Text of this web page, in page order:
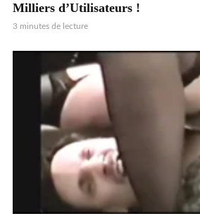
Milliers d’Utilisateurs !
3 minutes de lecture